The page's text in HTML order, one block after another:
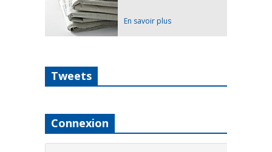
En savoir plus
Tweets
Connexion